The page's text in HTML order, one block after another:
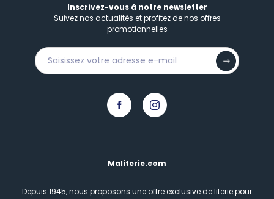
Inscrivez-vous à notre newsletter
Suivez nos actualités et profitez de nos offres
promotionnelles
Maliterie.com
Depuis 1945, nous proposons une offre exclusive de literie pour